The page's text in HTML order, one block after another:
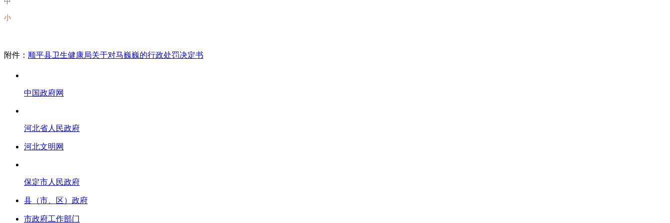
小
附件： 顺平县卫生健康局关于对马巍巍的行政处罚决定书
中国政府网
河北省人民政府
河北文明网
保定市人民政府
县（市、区）政府
市政府工作部门